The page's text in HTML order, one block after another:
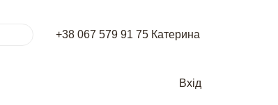
+38 067 579 91 75 Катерина
Вхід